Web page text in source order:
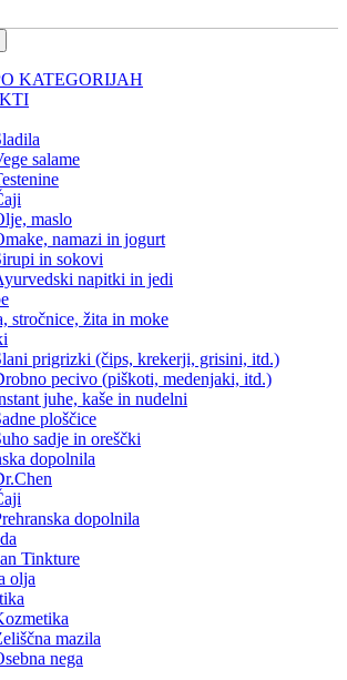
KATEGORIJAH
salame
maslo
namazi in jogurt
in sokovi
napitki in jedi
stročnice, žita in moke
prigrizki (čips, krekerji, grisini, itd.)
pecivo (piškoti, medenjaki, itd.)
juhe, kaše in nudelni
ploščice
sadje in oreščki
dopolnila
dopolnila
Tinkture
olja
mazila
nega